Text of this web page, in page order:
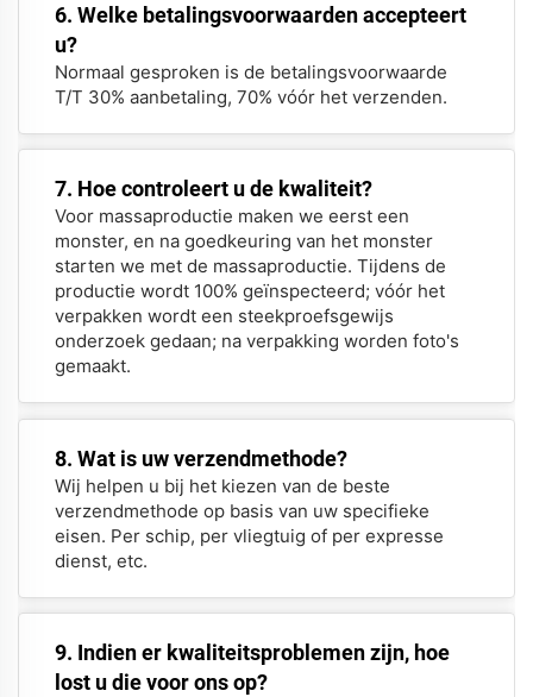
6. Welke betalingsvoorwaarden accepteert
u?
Normaal gesproken is de betalingsvoorwaarde
T/T 30% aanbetaling, 70% vóór het verzenden.
7. Hoe controleert u de kwaliteit?
Voor massaproductie maken we eerst een
monster, en na goedkeuring van het monster
starten we met de massaproductie. Tijdens de
productie wordt 100% geïnspecteerd; vóór het
verpakken wordt een steekproefsgewijs
onderzoek gedaan; na verpakking worden foto's
gemaakt.
8. Wat is uw verzendmethode?
Wij helpen u bij het kiezen van de beste
verzendmethode op basis van uw specifieke
eisen. Per schip, per vliegtuig of per expresse
dienst, etc.
9. Indien er kwaliteitsproblemen zijn, hoe
lost u die voor ons op?